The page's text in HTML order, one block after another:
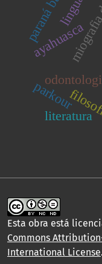
ayahuasca
parkour
literatura
Esta obra está
Commons
International License.